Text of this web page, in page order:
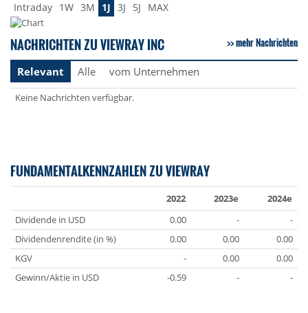
Intraday 1W 3M 1J 3J 5J MAX
NACHRICHTEN ZU VIEWRAY INC mehr Nachrichten
Relevant Alle vom Unternehmen
Keine Nachrichten verfügbar.
FUNDAMENTALKENNZAHLEN ZU VIEWRAY
2022 2023e
2024e
Dividende in USD
0.00 -
-
Dividendenrendite (in %)
0.00 0.00
0.00
KGV
- 0.00
0.00
Gewinn/Aktie in USD
-0.59 - -